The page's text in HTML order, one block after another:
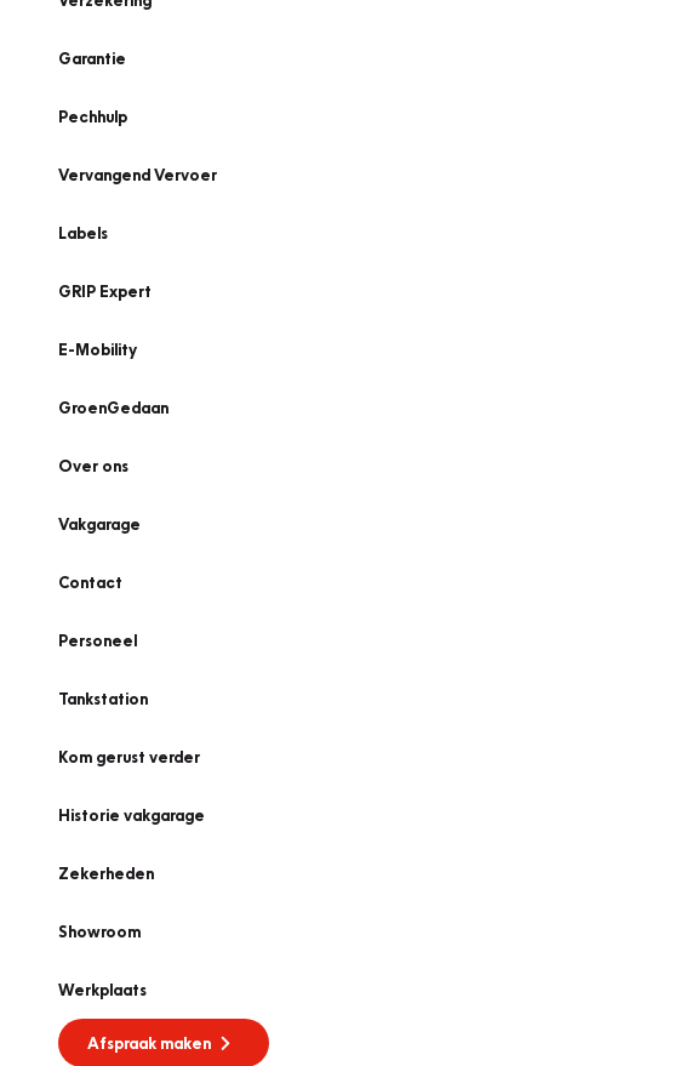
Garantie
Pechhulp
Vervangend Vervoer
Labels
GRIP Expert
E-Mobility
GroenGedaan
Over ons
Vakgarage
Contact
Personeel
Tankstation
Kom gerust verder
Historie vakgarage
Zekerheden
Showroom
Werkplaats
Afspraak maken